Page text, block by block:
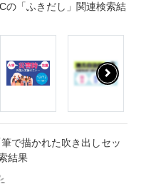
の「ふきだし」関連検索結
で描かれた吹き出しセッ
結果